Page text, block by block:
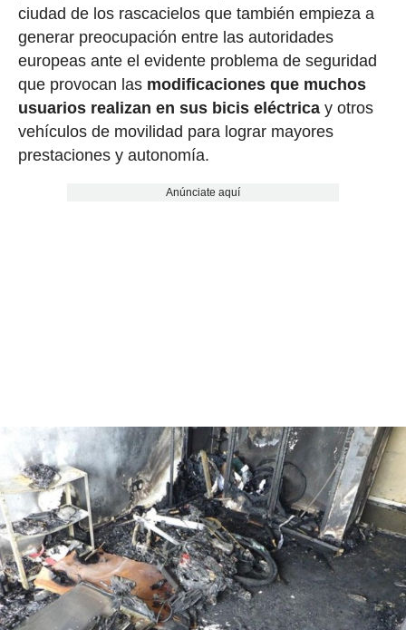
ciudad de los rascacielos que también empieza a
generar preocupación entre las autoridades
europeas ante el evidente problema de seguridad
que provocan las modificaciones que muchos
usuarios realizan en sus bicis eléctricay otros
vehículos de movilidad para lograr mayores
prestaciones y autonomía.
Anúnciate aquí